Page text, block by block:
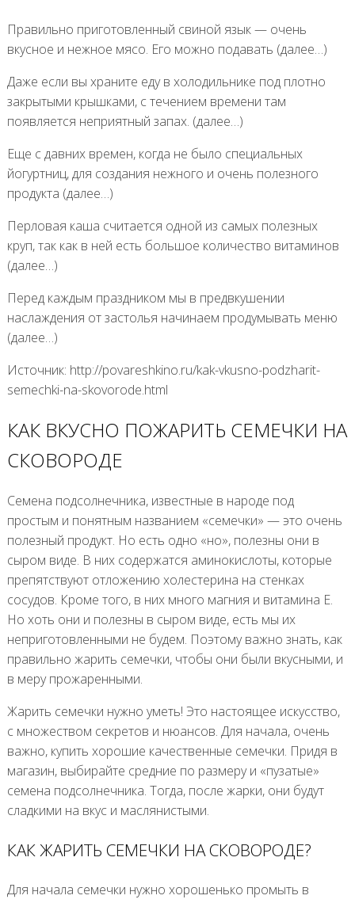
Правильно приготовленный свиной язык — очень
вкусное и нежное мясо. Его можно подавать (далее…)
Даже если вы храните еду в холодильнике под плотно
закрытыми крышками, с течением времени там
появляется неприятный запах. (далее…)
Еще с давних времен, когда не было специальных
йогуртниц, для создания нежного и очень полезного
продукта (далее…)
Перловая каша считается одной из самых полезных
круп, так как в ней есть большое количество витаминов
(далее…)
Перед каждым праздником мы в предвкушении
наслаждения от застолья начинаем продумывать меню
(далее…)
Источник: http://povareshkino.ru/kak-vkusno-podzharit-
semechki-na-skovorode.html
КАК ВКУСНО ПОЖАРИТЬ СЕМЕЧКИ НА
СКОВОРОДЕ
Семена подсолнечника, известные в народе под
простым и понятным названием «семечки» — это очень
полезный продукт. Но есть одно «но», полезны они в
сыром виде. В них содержатся аминокислоты, которые
препятствуют отложению холестерина на стенках
сосудов. Кроме того, в них много магния и витамина Е.
Но хоть они и полезны в сыром виде, есть мы их
неприготовленными не будем. Поэтому важно знать, как
правильно жарить семечки, чтобы они были вкусными, и
в меру прожаренными.
Жарить семечки нужно уметь! Это настоящее искусство,
с множеством секретов и нюансов. Для начала, очень
важно, купить хорошие качественные семечки. Придя в
магазин, выбирайте средние по размеру и «пузатые»
семена подсолнечника. Тогда, после жарки, они будут
сладкими на вкус и маслянистыми.
КАК ЖАРИТЬ СЕМЕЧКИ НА СКОВОРОДЕ?
Для начала семечки нужно хорошенько промыть в